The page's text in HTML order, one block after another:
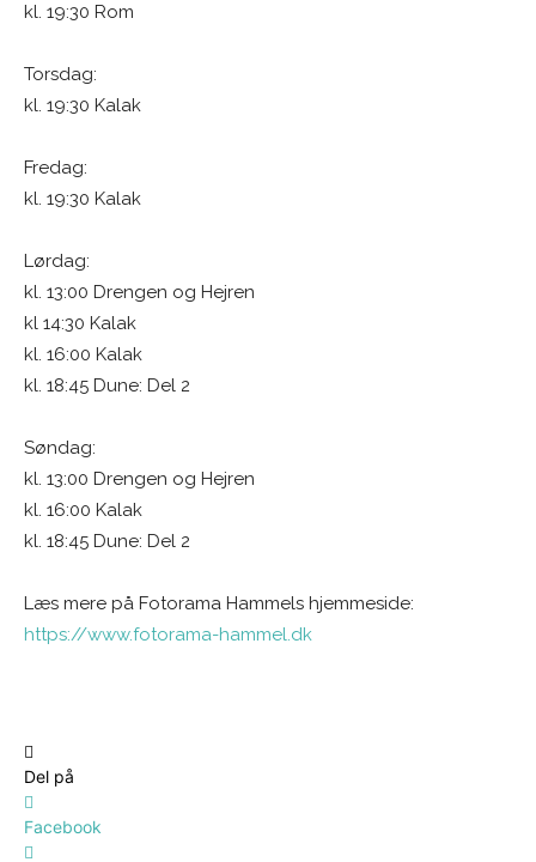
kl. 19:30 Rom
Torsdag:
kl. 19:30 Kalak
Fredag:
kl. 19:30 Kalak
Lørdag:
kl. 13:00 Drengen og Hejren
kl 14:30 Kalak
kl. 16:00 Kalak
kl. 18:45 Dune: Del 2
Søndag:
kl. 13:00 Drengen og Hejren
kl. 16:00 Kalak
kl. 18:45 Dune: Del 2
Læs mere på Fotorama Hammels hjemmeside:
https://www.fotorama-hammel.dk
Del på
Facebook